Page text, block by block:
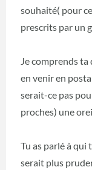
souhaité( pour
prescrits par un
Je comprends
en venir en
serait-ce pas
proches) une
Tu as parlé à qui
serait plus